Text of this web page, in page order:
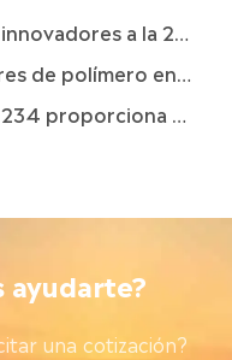
American Coatings Show
innovaciones Automotrices
para plásticos de ingeniería
ayudarte?
una cotización?